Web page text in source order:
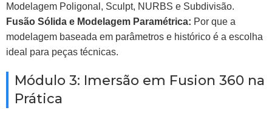
Modelagem Poligonal, Sculpt, NURBS e Subdivisão.
Fusão Sólida e Modelagem Paramétrica: Por que a
modelagem baseada em parâmetros e histórico é a escolha
ideal para peças técnicas.
Módulo 3: Imersão em Fusion 360 na
Prática